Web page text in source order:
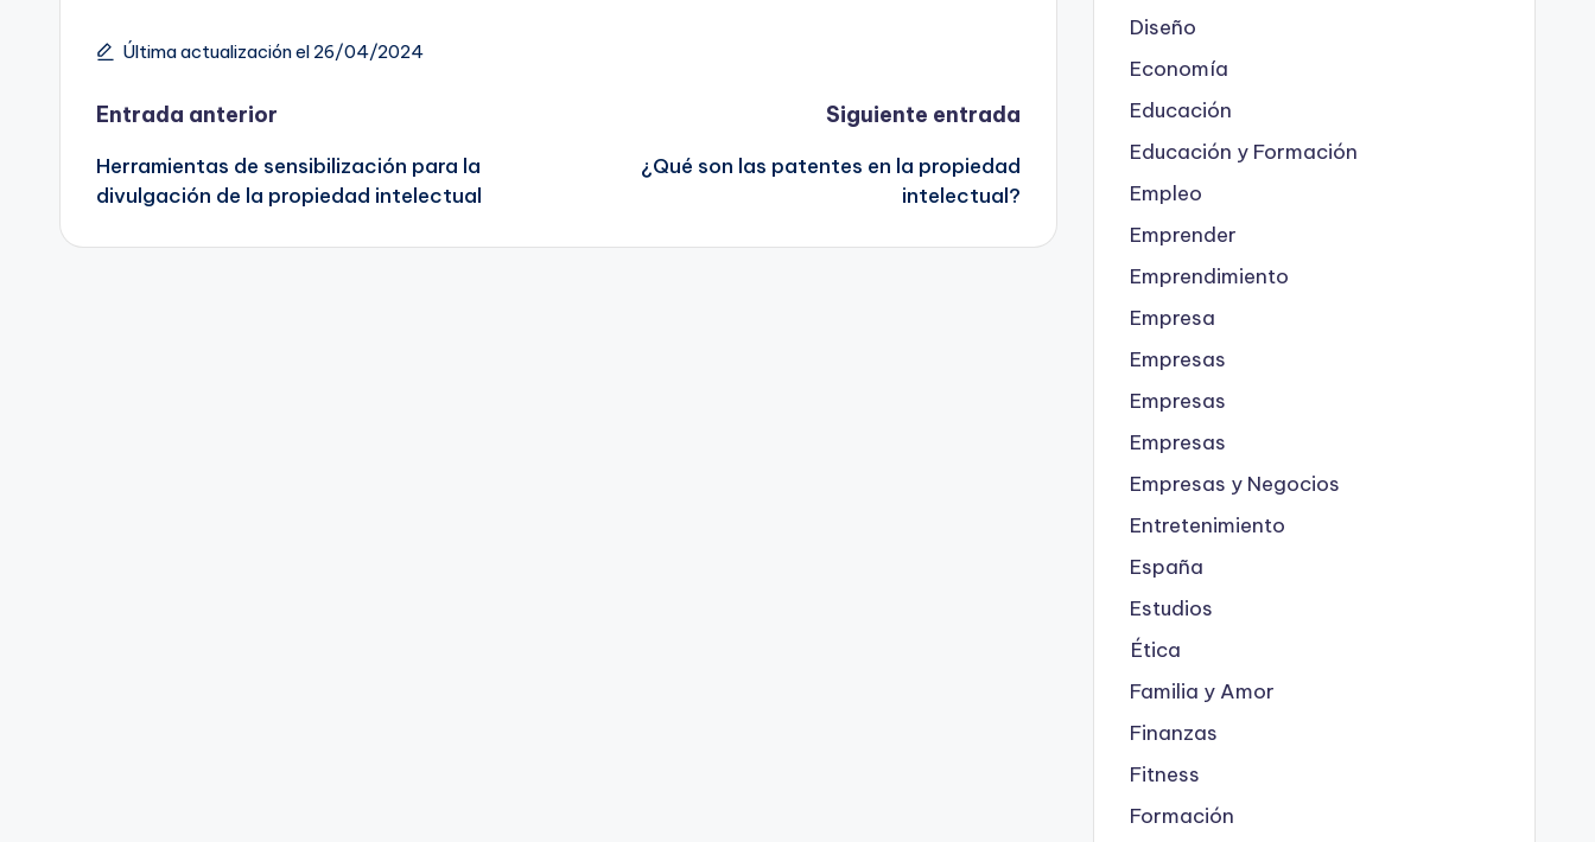
Última actualización el 26/04/2024
Navegación
de
entradas
Entrada anterior
Herramientas de sensibilización para la
divulgación de la propiedad intelectual
Siguiente entrada
¿Qué son las patentes en la propiedad
intelectual?
Diseño
Economía
Educación
Educación y Formación
Empleo
Emprender
Emprendimiento
Empresa
Empresas
Empresas
Empresas
Empresas y Negocios
Entretenimiento
España
Estudios
Ética
Familia y Amor
Finanzas
Fitness
Formación